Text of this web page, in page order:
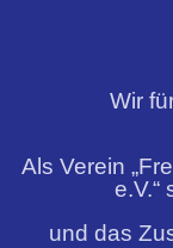
Wir
Als Verein
e.V.“
und das